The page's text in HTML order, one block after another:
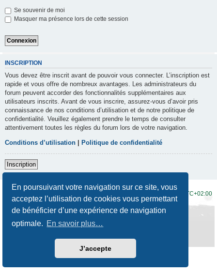
En poursuivant votre navigation sur ce site, vous
acceptez l’utilisation de cookies vous permettant
de bénéficier d’une expérience de navigation
optimale. En savoir plus…
J’accepte
Se souvenir de moi
Masquer ma présence lors de cette session
INSCRIPTION
Vous devez être inscrit avant de pouvoir vous connecter. L’inscription est
rapide et vous offre de nombreux avantages. Les administrateurs du
forum peuvent accorder des fonctionnalités supplémentaires aux
utilisateurs inscrits. Avant de vous inscrire, assurez-vous d’avoir pris
connaissance de nos conditions d’utilisation et de notre politique de
confidentialité. Veuillez également prendre le temps de consulter
attentivement toutes les règles du forum lors de votre navigation.
Conditions d’utilisation Politique de confidentialité
Inscription
UTC+02:00
Développé par phpBB® Forum Software © phpBB Limited
Traduction française officielle
Prosilver New Edition
Confidentialité|Conditions